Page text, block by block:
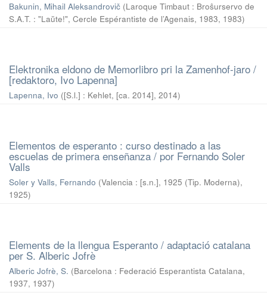
Bakunin, Mihail Aleksandrovič (Laroque Timbaut : Broŝurservo de
S.A.T. : "Laŭte!", Cercle Espérantiste de l’Agenais, 1983, 1983)
Elektronika eldono de Memorlibro pri la Zamenhof-jaro /
[redaktoro, Ivo Lapenna]
Lapenna, Ivo ([S.l.] : Kehlet, [ca. 2014], 2014)
Elementos de esperanto : curso destinado a las
escuelas de primera enseñanza / por Fernando Soler
Valls
Soler y Valls, Fernando (Valencia : [s.n.], 1925 (Tip. Moderna),
1925)
Elements de la llengua Esperanto / adaptació catalana
per S. Alberic Jofrè
Alberic Jofrè, S. (Barcelona : Federació Esperantista Catalana,
1937, 1937)